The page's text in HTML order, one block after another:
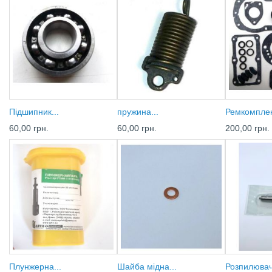
Підшипник...
60,00 грн.
пружина...
60,00 грн.
200,00 грн.
Плунжерна... Шайба мідна...